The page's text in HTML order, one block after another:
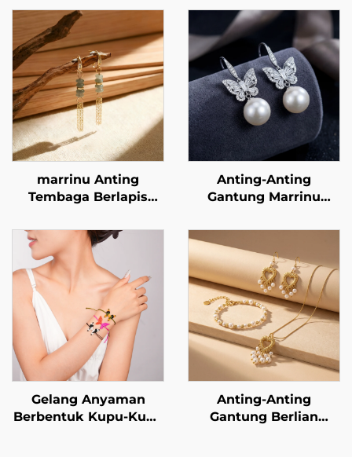
marrinu Anting
Tembaga Berlapis
Kilau
Anting-Anting
Gantung Marrinu
dengan Mutiara dan
Berlian Buatan (CZ)
Gelang Anyaman
Berbentuk Kupu-Kupu
Anting-Anting
Gantung Berlian